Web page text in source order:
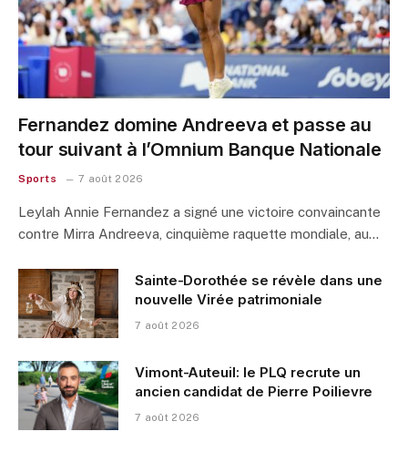
Fernandez domine Andreeva et passe au
tour suivant à l’Omnium Banque Nationale
Sports 7 août 2026
Leylah Annie Fernandez a signé une victoire convaincante
contre Mirra Andreeva, cinquième raquette mondiale, au…
Sainte-Dorothée se révèle dans une
nouvelle Virée patrimoniale
7 août 2026
Vimont-Auteuil: le PLQ recrute un
ancien candidat de Pierre Poilievre
7 août 2026